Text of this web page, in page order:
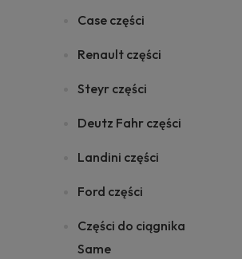
Case części
Renault części
Steyr części
Deutz Fahr części
Landini części
Ford części
Części do ciągnika
Same